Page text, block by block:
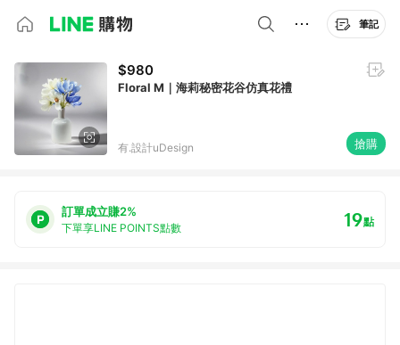
筆記
$980
Floral M｜海莉秘密花谷仿真花禮
有.設計uDesign 搶購
訂單成立賺2%
下單享LINE POINTS點數 19點